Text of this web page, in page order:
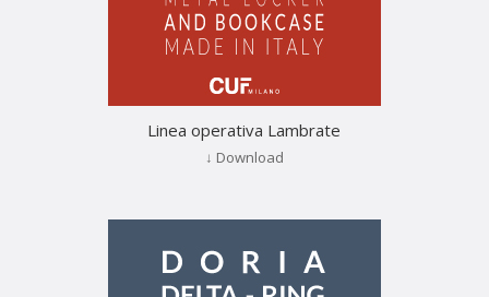
Linea operativa Lambrate
↓ Download